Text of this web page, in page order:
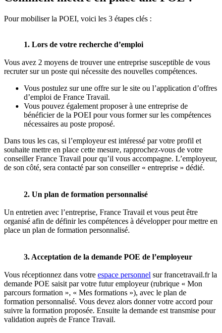
Pour mobiliser la POEI, voici les 3 étapes clés :
1. Lors de votre recherche d’emploi
Vous avez 2 moyens de trouver une entreprise susceptible de vous
recruter sur un poste qui nécessite des nouvelles compétences.
Vous postulez sur une offre sur le site ou l’application d’offres
d’emploi de France Travail.
Vous pouvez également proposer à une entreprise de
bénéficier de la POEI pour vous former sur les compétences
nécessaires au poste proposé.
Dans tous les cas, si l’employeur est intéressé par votre profil et
souhaite mettre en place cette mesure, rapprochez-vous de votre
conseiller France Travail pour qu’il vous accompagne. L’employeur,
de son côté, sera contacté par son conseiller « entreprise » dédié.
2. Un plan de formation personnalisé
Un entretien avec l’entreprise, France Travail et vous peut être
organisé afin de définir les compétences à développer pour mettre en
place un plan de formation personnalisé.
3. Acceptation de la demande POE de l’employeur
Vous réceptionnez dans votre espace personnel sur francetravail.fr la
demande POE saisit par votre futur employeur (rubrique « Mon
parcours formation », « Mes formations »), avec le plan de
formation personnalisé. Vous devez alors donner votre accord pour
suivre la formation proposée. Ensuite la demande est transmise pour
validation auprès de France Travail.